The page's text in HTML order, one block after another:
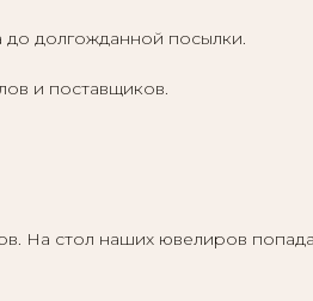
до долгожданной посылки.
и поставщиков.
На стол наших ювелиров